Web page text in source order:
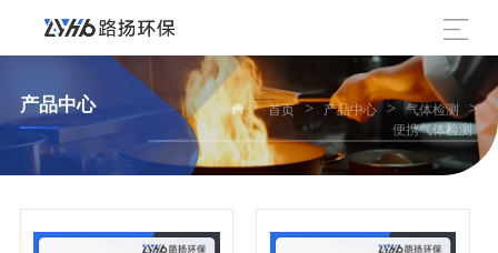
产品中心 > 首页 > 产品中心 > 气体检测 >
便携气体检测